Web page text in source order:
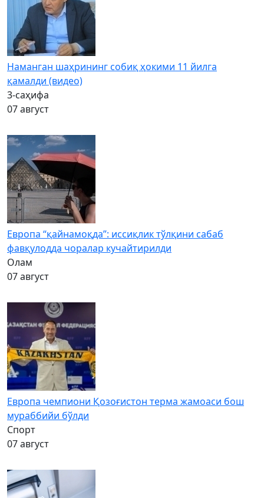
Наманган шаҳрининг собиқ ҳокими 11 йилга
қамалди (видео)
3-саҳифа
07 август
Европа “қайнамоқда”: иссиқлик тўлқини сабаб
фавқулодда чоралар кучайтирилди
Олам
07 август
Европа чемпиони Қозоғистон терма жамоаси бош
мураббийи бўлди
Спорт
07 август